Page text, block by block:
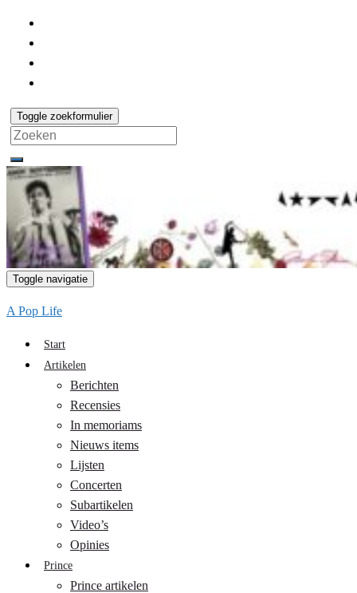
Toggle zoekformulier
Search
for:
Toggle navigatie
A Pop Life
Start
Artikelen
Berichten
Recensies
In memoriams
Nieuws items
Lijsten
Concerten
Subartikelen
Video’s
Opinies
Prince
Prince artikelen